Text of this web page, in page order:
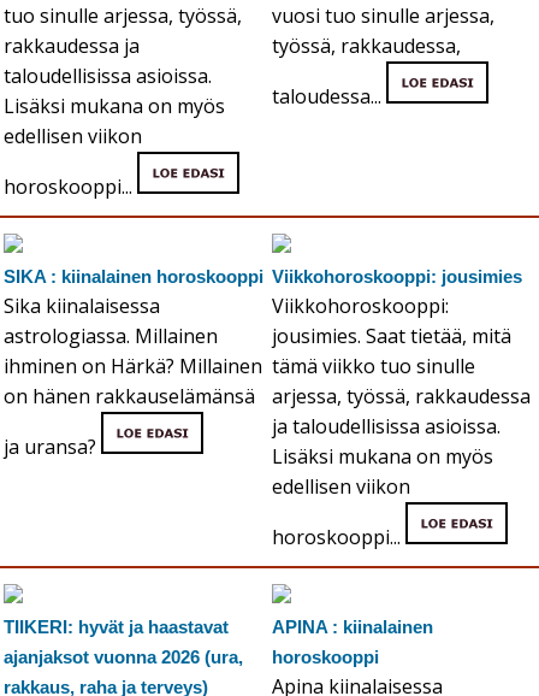
tuo sinulle arjessa, työssä,
rakkaudessa ja
taloudellisissa asioissa.
Lisäksi mukana on myös
edellisen viikon
horoskooppi...
vuosi tuo sinulle arjessa,
työssä, rakkaudessa,
taloudessa...
SIKA : kiinalainen horoskooppi
Sika kiinalaisessa
astrologiassa. Millainen
ihminen on Härkä? Millainen
on hänen rakkauselämänsä
ja uransa?
Viikkohoroskooppi: jousimies
Viikkohoroskooppi:
jousimies. Saat tietää, mitä
tämä viikko tuo sinulle
arjessa, työssä, rakkaudessa
ja taloudellisissa asioissa.
Lisäksi mukana on myös
edellisen viikon
horoskooppi...
TIIKERI: hyvät ja haastavat
ajanjaksot vuonna 2026 (ura,
rakkaus, raha ja terveys)
APINA : kiinalainen
horoskooppi
Apina kiinalaisessa